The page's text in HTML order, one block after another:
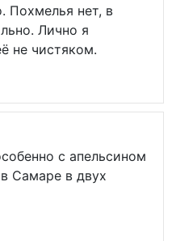
Похмелья нет, в
Лично я
не чистяком.
с апельсином
Самаре в двух